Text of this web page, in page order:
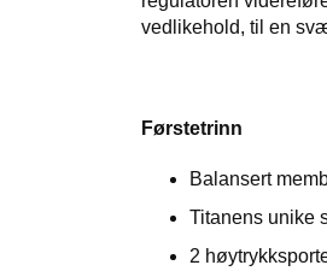
vedlikehold, til en
Førstetrinn
Balansert
Titanens unike
2